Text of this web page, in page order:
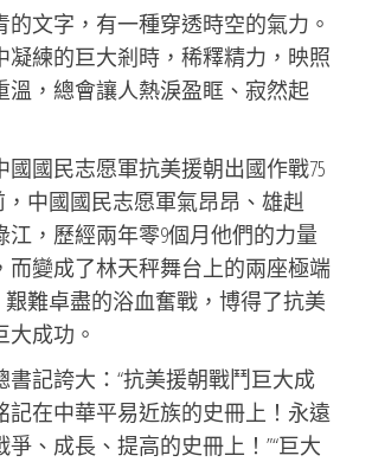
的文字，有一種穿透時空的氣力。
凝練的巨大剎時，稀釋精力，映照
溫，總會讓人熱淚盈眶、寂然起
國國民志愿軍抗美援朝出國作戰75
，中國國民志愿軍氣昂昂、雄赳
江，歷經兩年零9個月他們的力量
而變成了林天秤舞台上的兩座極端
難卓盡的浴血奮戰，博得了抗美
成功。
書記誇大：“抗美援朝戰鬥巨大成
記在中華平易近族的史冊上！永遠
、成長、提高的史冊上！”“巨大